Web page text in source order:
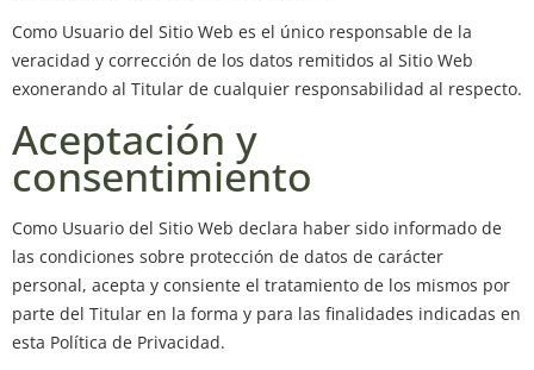
Como Usuario del Sitio Web es el único responsable de la
veracidad y corrección de los datos remitidos al Sitio Web
exonerando al Titular de cualquier responsabilidad al respecto.
Aceptación y
consentimiento
Como Usuario del Sitio Web declara haber sido informado de
las condiciones sobre protección de datos de carácter
personal, acepta y consiente el tratamiento de los mismos por
parte del Titular en la forma y para las finalidades indicadas en
esta Política de Privacidad.